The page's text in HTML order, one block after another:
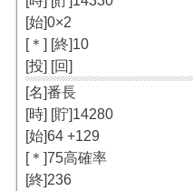
[始]0×2
[＊] [終]10
[投] [回]
[名]番長
[時] [貯]14280
[始]64 +129
[＊]75高確率
[終]236